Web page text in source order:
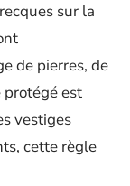
sur la
de pierres, de
est
vestiges
cette règle